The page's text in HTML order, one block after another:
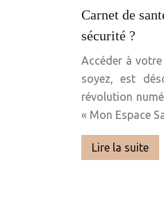
Carnet de
sécurité ?
Accéder à
soyez, est
révolution
« Mon Espace
Lire la suite